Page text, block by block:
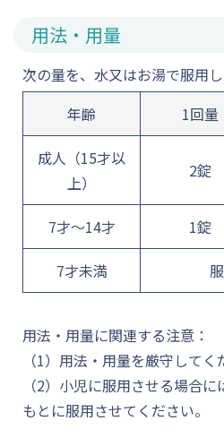
用法・用量
次の量を、水又はお湯で服用し
年齢
1回量
成人（15才以
上）
2錠
7才～14才
1錠
7才未満
用法・用量に関連する注意：
（1）用法・用量を厳守してく
（2）小児に服用させる場合
もとに服用させてください。